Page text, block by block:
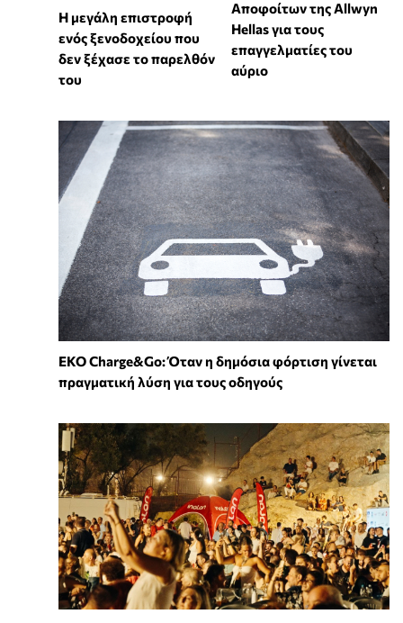
Η μεγάλη επιστροφή
ενός ξενοδοχείου που
δεν ξέχασε το παρελθόν
του
Αποφοίτων της Allwyn
Hellas για τους
επαγγελματίες του
αύριο
EKO Charge&Go: Όταν η δημόσια φόρτιση γίνεται
πραγματική λύση για τους οδηγούς